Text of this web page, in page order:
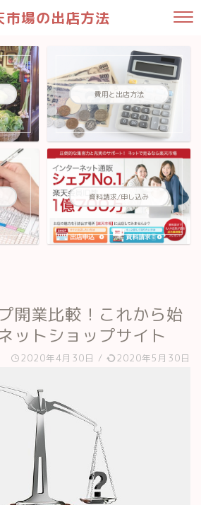
市場の出店方法
費用と出店方法
資料請求/申し込み
開業比較！これから始
ットショップサイト
2020年4月30日 / 2020年5月30日